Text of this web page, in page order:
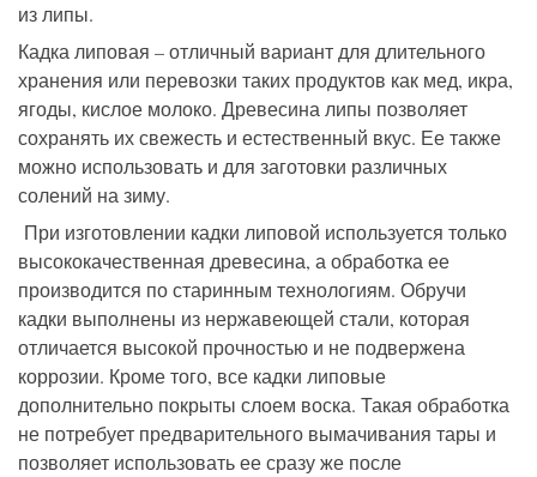
из липы.
Кадка липовая – отличный вариант для длительного
хранения или перевозки таких продуктов как мед, икра,
ягоды, кислое молоко. Древесина липы позволяет
сохранять их свежесть и естественный вкус. Ее также
можно использовать и для заготовки различных
солений на зиму.
При изготовлении кадки липовой используется только
высококачественная древесина, а обработка ее
производится по старинным технологиям. Обручи
кадки выполнены из нержавеющей стали, которая
отличается высокой прочностью и не подвержена
коррозии. Кроме того, все кадки липовые
дополнительно покрыты слоем воска. Такая обработка
не потребует предварительного вымачивания тары и
позволяет использовать ее сразу же после